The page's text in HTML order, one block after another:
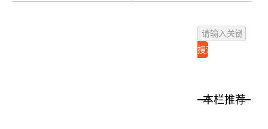
本栏推荐